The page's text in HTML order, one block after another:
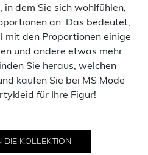
dem Sie sich wohlfühlen,
an. Das bedeutet,
mit den Proportionen einige
und andere etwas mehr
Sie heraus, welchen
kaufen Sie bei MS Mode
für Ihre Figur!
DIE KOLLEKTION